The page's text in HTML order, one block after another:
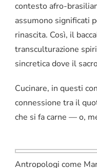
contesto afro-
assumono significati
rinascita. Così, il
transculturazione
sincretica dove il
Cucinare, in questi
connessione tra il
che si fa carne — o,
Antropologi come